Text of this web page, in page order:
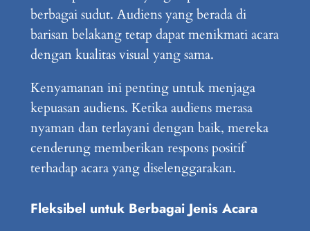
berbagai sudut. Audiens yang berada di
barisan belakang tetap dapat menikmati acara
dengan kualitas visual yang sama.
Kenyamanan ini penting untuk menjaga
kepuasan audiens. Ketika audiens merasa
nyaman dan terlayani dengan baik, mereka
cenderung memberikan respons positif
terhadap acara yang diselenggarakan.
Fleksibel untuk Berbagai Jenis Acara